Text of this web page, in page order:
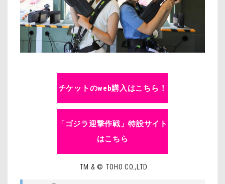
チケットのweb購入はこちら！
「ゴジラ迎撃作戦」特設サイト
はこちら
TM & © TOHO CO.,LTD